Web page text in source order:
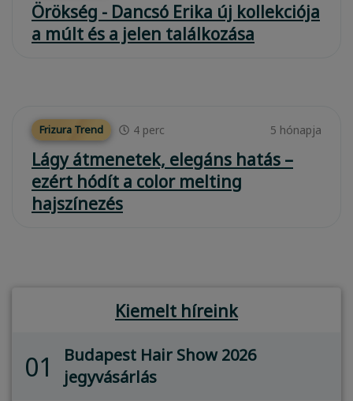
Örökség - Dancsó Erika új kollekciója
a múlt és a jelen találkozása
Frizura Trend 4 perc 5 hónapja
Lágy átmenetek, elegáns hatás –
ezért hódít a color melting
hajszínezés
Kiemelt híreink
01
Budapest Hair Show 2026
jegyvásárlás